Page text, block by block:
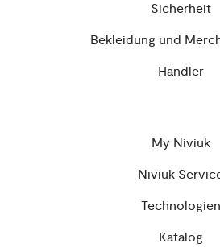
Sicherheit
Bekleidung und
Händler
My Niviuk
Niviuk
Technologien
Katalog